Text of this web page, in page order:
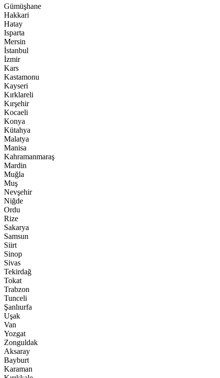
Gümüşhane
Hakkari
Hatay
Isparta
Mersin
İstanbul
İzmir
Kars
Kastamonu
Kayseri
Kırklareli
Kırşehir
Kocaeli
Konya
Kütahya
Malatya
Manisa
Kahramanmaraş
Mardin
Muğla
Muş
Nevşehir
Niğde
Ordu
Rize
Sakarya
Samsun
Siirt
Sinop
Sivas
Tekirdağ
Tokat
Trabzon
Tunceli
Şanlıurfa
Uşak
Van
Yozgat
Zonguldak
Aksaray
Bayburt
Karaman